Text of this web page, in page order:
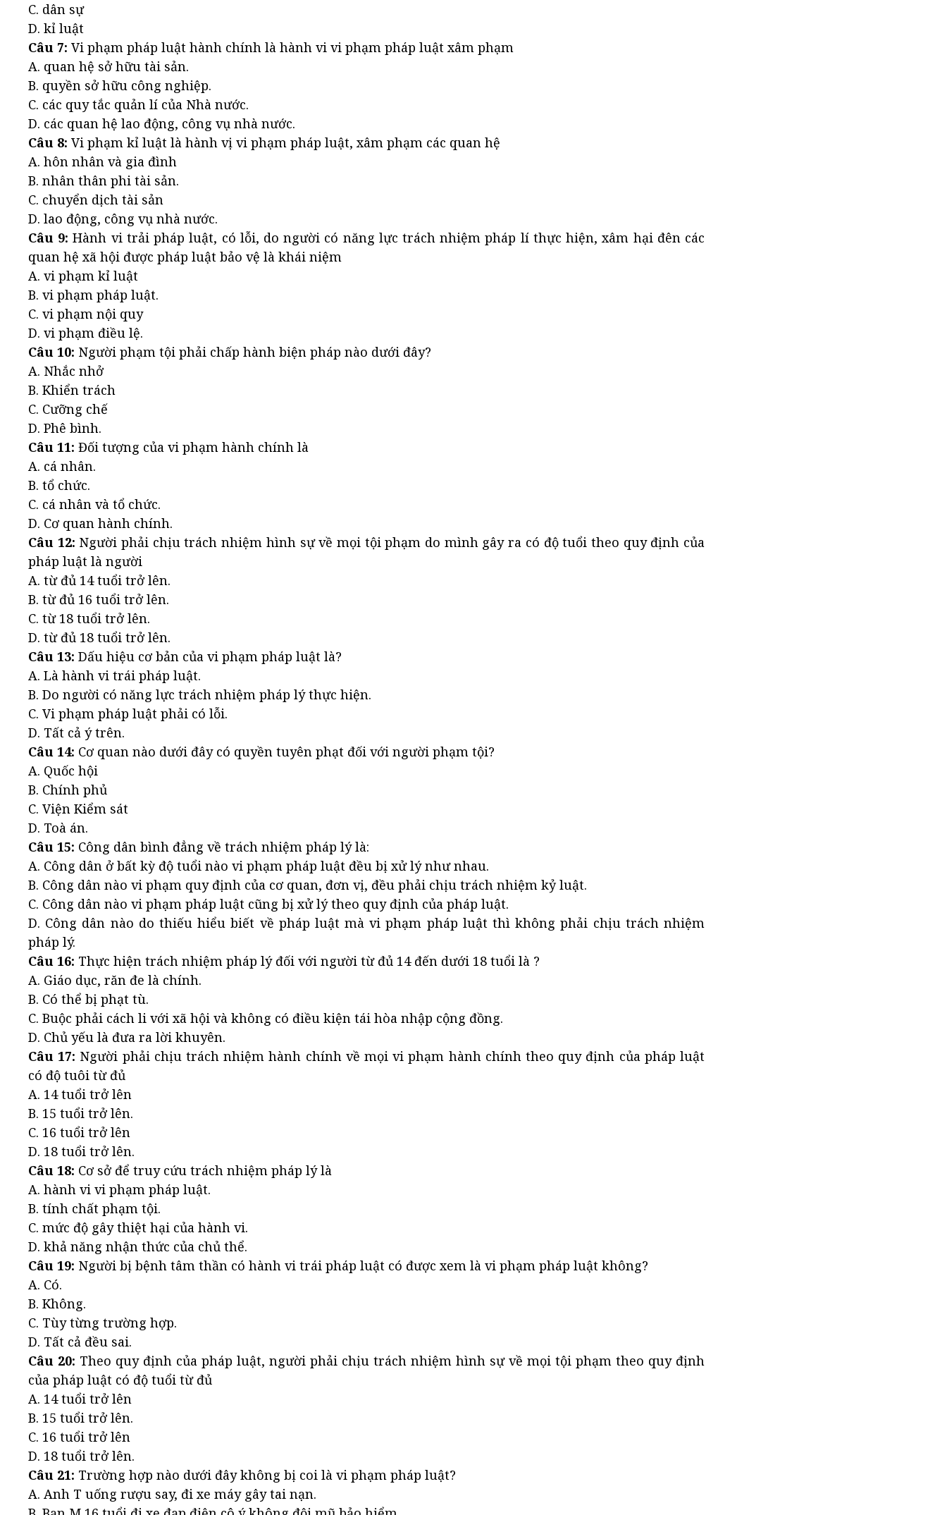
C. dân sự
D. kỉ luật
Câu 7: Vi phạm pháp luật hành chính là hành vi vi phạm pháp luật xâm phạm
A. quan hệ sở hữu tài sản.
B. quyền sở hữu công nghiệp.
C. các quy tắc quản lí của Nhà nước.
D. các quan hệ lao động, công vụ nhà nước.
Câu 8: Vi phạm kỉ luật là hành vị vi phạm pháp luật, xâm phạm các quan hệ
A. hôn nhân và gia đình
B. nhân thân phi tài sản.
C. chuyển dịch tài sản
D. lao động, công vụ nhà nước.
Câu 9: Hành vi trải pháp luật, có lỗi, do người có năng lực trách nhiệm pháp lí thực hiện, xâm hại đên các
quan hệ xã hội được pháp luật bảo vệ là khái niệm
A. vi phạm kỉ luật
B. vi phạm pháp luật.
C. vi phạm nội quy
D. vi phạm điều lệ.
Câu 10: Người phạm tội phải chấp hành biện pháp nào dưới đây?
A. Nhắc nhở
B. Khiển trách
C. Cưỡng chế
D. Phê bình.
Câu 11: Đối tượng của vi phạm hành chính là
A. cá nhân.
B. tổ chức.
C. cá nhân và tổ chức.
D. Cơ quan hành chính.
Câu 12: Người phải chịu trách nhiệm hình sự về mọi tội phạm do mình gây ra có độ tuổi theo quy định của
pháp luật là người
A. từ đủ 14 tuổi trở lên.
B. từ đủ 16 tuổi trở lên.
C. từ 18 tuổi trở lên.
D. từ đủ 18 tuổi trở lên.
Câu 13: Dấu hiệu cơ bản của vi phạm pháp luật là?
A. Là hành vi trái pháp luật.
B. Do người có năng lực trách nhiệm pháp lý thực hiện.
C. Vi phạm pháp luật phải có lỗi.
D. Tất cả ý trên.
Câu 14: Cơ quan nào dưới đây có quyền tuyên phạt đối với người phạm tội?
A. Quốc hội
B. Chính phủ
C. Viện Kiểm sát
D. Toà án.
Câu 15: Công dân bình đẳng về trách nhiệm pháp lý là:
A. Công dân ở bất kỳ độ tuổi nào vi phạm pháp luật đều bị xử lý như nhau.
B. Công dân nào vi phạm quy định của cơ quan, đơn vị, đều phải chịu trách nhiệm kỷ luật.
C. Công dân nào vi phạm pháp luật cũng bị xử lý theo quy định của pháp luật.
D. Công dân nào do thiếu hiểu biết về pháp luật mà vi phạm pháp luật thì không phải chịu trách nhiệm
pháp lý.
Câu 16: Thực hiện trách nhiệm pháp lý đối với người từ đủ 14 đến dưới 18 tuổi là ?
A. Giáo dục, răn đe là chính.
B. Có thể bị phạt tù.
C. Buộc phải cách li với xã hội và không có điều kiện tái hòa nhập cộng đồng.
D. Chủ yếu là đưa ra lời khuyên.
Câu 17: Người phải chịu trách nhiệm hành chính về mọi vi phạm hành chính theo quy định của pháp luật
có độ tuôi từ đủ
A. 14 tuổi trở lên
B. 15 tuổi trở lên.
C. 16 tuổi trở lên
D. 18 tuổi trở lên.
Câu 18: Cơ sở để truy cứu trách nhiệm pháp lý là
A. hành vi vi phạm pháp luật.
B. tính chất phạm tội.
C. mức độ gây thiệt hại của hành vi.
D. khả năng nhận thức của chủ thể.
Câu 19: Người bị bệnh tâm thần có hành vi trái pháp luật có được xem là vi phạm pháp luật không?
A. Có.
B. Không.
C. Tùy từng trường hợp.
D. Tất cả đều sai.
Câu 20: Theo quy định của pháp luật, người phải chịu trách nhiệm hình sự về mọi tội phạm theo quy định
của pháp luật có độ tuổi từ đủ
A. 14 tuổi trở lên
B. 15 tuổi trở lên.
C. 16 tuổi trở lên
D. 18 tuổi trở lên.
Câu 21: Trường hợp nào dưới đây không bị coi là vi phạm pháp luật?
A. Anh T uống rượu say, đi xe máy gây tai nạn.